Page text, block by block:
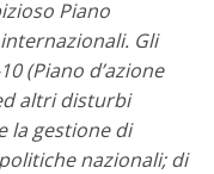
Piano
Gli
(Piano d’azione
altri disturbi
la gestione di
nazionali; di